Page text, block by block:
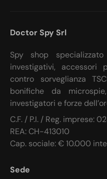
Doctor Spy Srl
Spy shop
investigativi, accessori
contro sorveglianza
bonifiche da
investigatori e forze
C.F. / P.I. / Reg. imprese:
REA: CH-413010
Cap. sociale: € 10.000
Sede